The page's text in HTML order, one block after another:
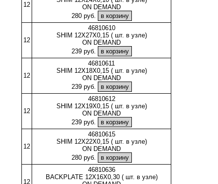
12
ON DEMAND
280 руб.
12
46810610
SHIM 12X27X0,15 ( шт. в узле)
ON DEMAND
239 руб.
12
46810611
SHIM 12X18X0,15 ( шт. в узле)
ON DEMAND
239 руб.
12
46810612
SHIM 12X19X0,15 ( шт. в узле)
ON DEMAND
239 руб.
12
46810615
SHIM 12X22X0,15 ( шт. в узле)
ON DEMAND
280 руб.
12
46810636
BACKPLATE 12X16X0,30 ( шт. в узле)